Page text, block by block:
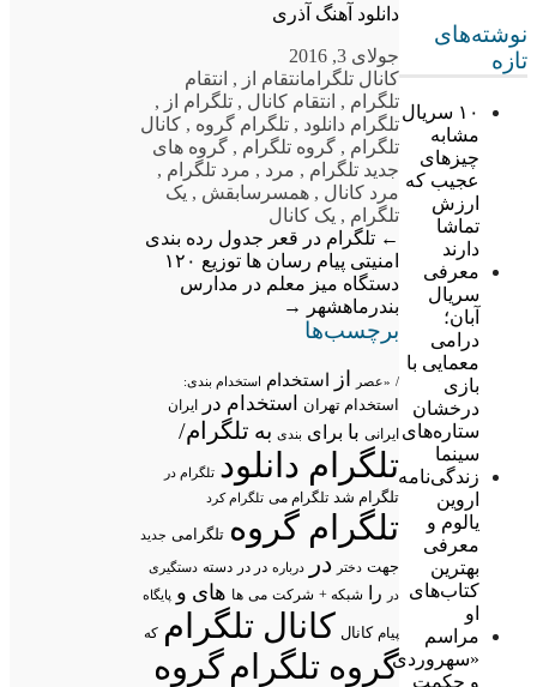
نوشته‌های
تازه
۱۰ سریال
مشابه
چیزهای
عجیب که
ارزش
تماشا
دارند
معرفی
سریال
آبان؛
درامی
معمایی با
بازی
درخشان
ستاره‌های
سینما
زندگی‌نامه
اروین
یالوم و
معرفی
بهترین
کتاب‌های
او
مراسم
«سهروردی
و حکمت
دانلود آهنگ آذری
جولای 3, 2016
کانال تلگرامانتقام از , انتقام
تلگرام , انتقام کانال , تلگرام از ,
تلگرام دانلود , تلگرام گروه , کانال
تلگرام , گروه تلگرام , گروه های
جدید تلگرام , مرد , مرد تلگرام ,
مرد کانال , همسرسابقش , یک
تلگرام , یک کانال
← تلگرام در قعر جدول رده بندی
امنیتی پیام رسان ها
توزیع ۱۲۰
دستگاه میز معلم در مدارس
بندرماهشهر
→
برچسب‌ها
/ «عصر از استخدام استخدام بندی:
استخدام تهران استخدام در ایران
ایرانی با برای بندی به تلگرام/
تلگرام دانلود تلگرام در
تلگرام شد تلگرام می تلگرام کرد
تلگرام گروه تلگرامی جدید
جهت دختر در درباره در در دسته دستگیری
در
را شبکه + شرکت می ها های و پایگاه
پیام کانال کانال تلگرام که
گروه تلگرامگروه